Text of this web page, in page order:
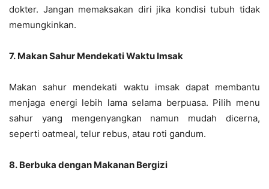
dokter. Jangan memaksakan diri jika kondisi tubuh tidak
memungkinkan.
7. Makan Sahur Mendekati Waktu Imsak
Makan sahur mendekati waktu imsak dapat membantu
menjaga energi lebih lama selama berpuasa. Pilih menu
sahur yang mengenyangkan namun mudah dicerna,
seperti oatmeal, telur rebus, atau roti gandum.
8. Berbuka dengan Makanan Bergizi